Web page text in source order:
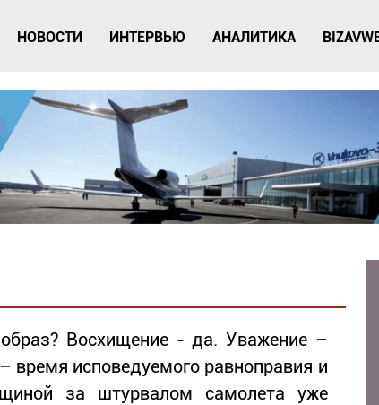
НОВОСТИ ИНТЕРВЬЮ АНАЛИТИКА
Восхищение - да. Уважение –
исповедуемого равноправия и
за штурвалом самолета уже